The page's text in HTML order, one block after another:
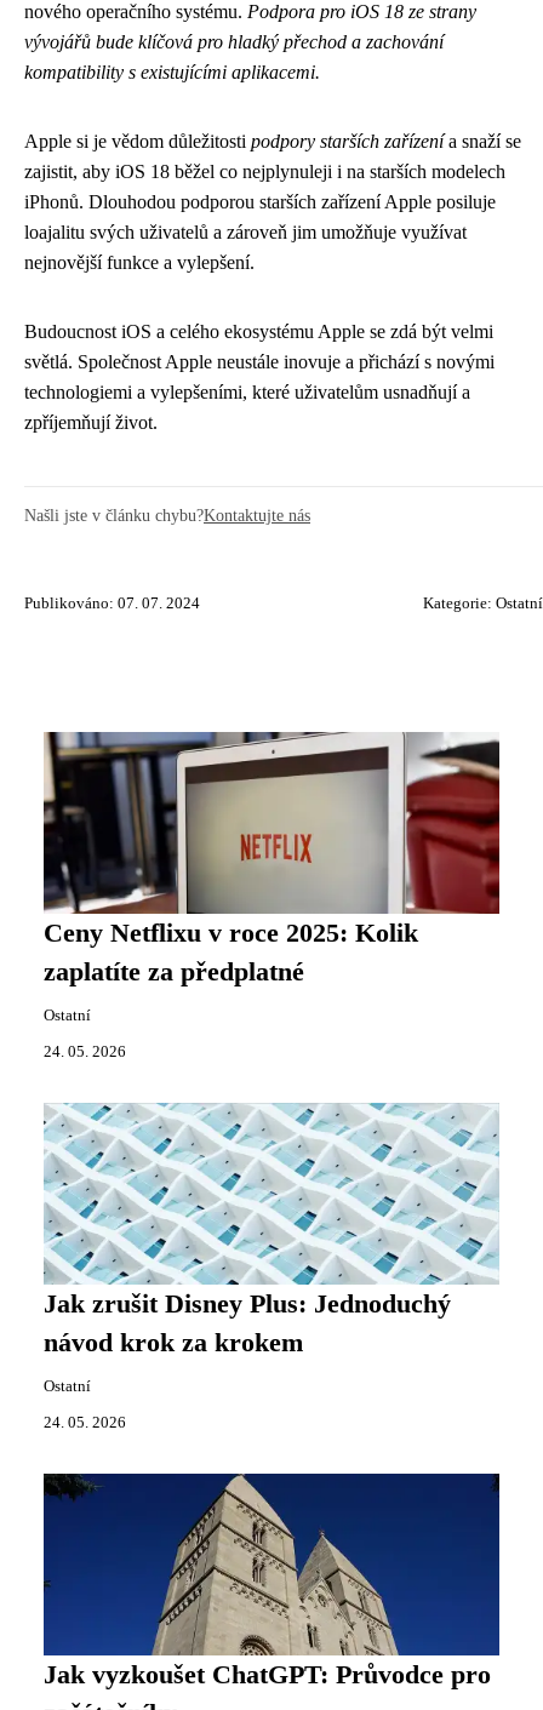
nového operačního systému. Podpora pro iOS 18 ze strany
vývojářů bude klíčová pro hladký přechod a zachování
kompatibility s existujícími aplikacemi.
Apple si je vědom důležitosti podpory starších zařízenía snaží se
zajistit, aby iOS 18 běžel co nejplynuleji i na starších modelech
iPhonů. Dlouhodou podporou starších zařízení Apple posiluje
loajalitu svých uživatelů a zároveň jim umožňuje využívat
nejnovější funkce a vylepšení.
Budoucnost iOS a celého ekosystému Apple se zdá být velmi
světlá. Společnost Apple neustále inovuje a přichází s novými
technologiemi a vylepšeními, které uživatelům usnadňují a
zpříjemňují život.
Našli jste v článku chybu?Kontaktujte nás
Publikováno: 07. 07. 2024 Kategorie: Ostatní
Ceny Netflixu v roce 2025: Kolik
zaplatíte za předplatné
Ostatní
24. 05. 2026
Jak zrušit Disney Plus: Jednoduchý
návod krok za krokem
Ostatní
24. 05. 2026
Jak vyzkoušet ChatGPT: Průvodce pro